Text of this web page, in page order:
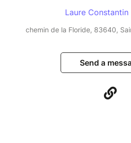
Laure Constantin
chemin de la Floride, 83640,
Send a